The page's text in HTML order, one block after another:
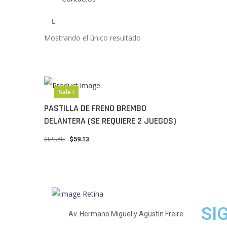
Mostrando el único resultado
Sale !
PASTILLA DE FRENO BREMBO
DELANTERA (SE REQUIERE 2 JUEGOS)
$69.56 $59.13
Av. Hermano Miguel y Agustín Freire